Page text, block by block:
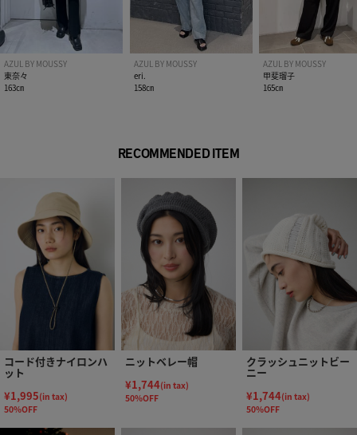
AZUL BY MOUSSY
東奈々
163㎝
AZUL BY MOUSSY
eri.
158㎝
AZUL BY MOUSSY
甲斐瑠子
165㎝
RECOMMENDED ITEM
コード付きナイロンハ
ット
¥1,995(in tax)
50%OFF
ニットベレー帽
¥1,744(in tax)
50%OFF
クラッシュニットビー
ニー
¥1,744(in tax)
50%OFF